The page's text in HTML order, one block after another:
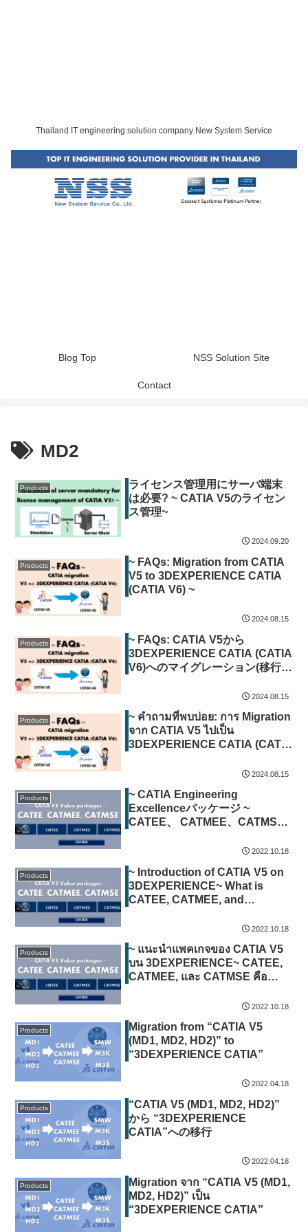
Thailand IT engineering solution company New System Service
Blog Top NSS Solution Site
Contact
MD2
Products
ライセンス管理用にサーバ端末
は必要? ~ CATIA V5のライセン
ス管理~
2024.09.20
Products
~ FAQs: Migration from CATIA
V5 to 3DEXPERIENCE CATIA
(CATIA V6) ~
2024.08.15
Products
~ FAQs: CATIA V5から
3DEXPERIENCE CATIA (CATIA
V6)へのマイグレーション(移行)
2024.08.15
Products
~ คำถามที่พบบ่อย: การ Migration
จาก CATIA V5 ไปเป็น
3DEXPERIENCE CATIA (CATIA
2024.08.15
Products
~ CATIA Engineering
Excellenceパッケージ ~
CATEE、 CATMEE、CATMSE
2022.10.18
Products
~ Introduction of CATIA V5 on
3DEXPERIENCE~ What is
CATEE, CATMEE, and
2022.10.18
Products
~ แนะนำแพคเกจของ CATIA V5
บน 3DEXPERIENCE~ CATEE,
CATMEE, และ CATMSE คือ
2022.10.18
Products
Migration from “CATIA V5
(MD1, MD2, HD2)” to
“3DEXPERIENCE CATIA”
2022.04.18
Products
“CATIA V5 (MD1, MD2, HD2)”
から “3DEXPERIENCE
CATIA”への移行
2022.04.18
Products
Migration จาก “CATIA V5 (MD1,
MD2, HD2)” เป็น
“3DEXPERIENCE CATIA”